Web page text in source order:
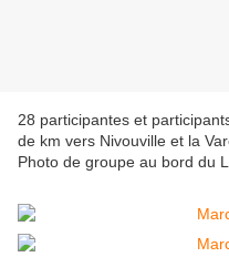
28 participantes et
de km vers Nivouville et la
Photo de groupe au bord du